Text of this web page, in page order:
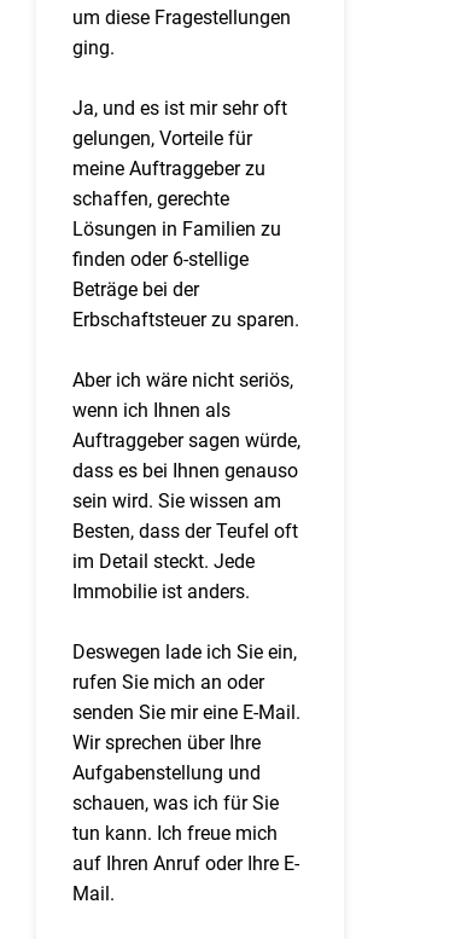
um diese Fragestellungen
ging.
Ja, und es ist mir sehr oft
gelungen, Vorteile für
meine Auftraggeber zu
schaffen, gerechte
Lösungen in Familien zu
finden oder 6-stellige
Beträge bei der
Erbschaftsteuer zu sparen.
Aber ich wäre nicht seriös,
wenn ich Ihnen als
Auftraggeber sagen würde,
dass es bei Ihnen genauso
sein wird. Sie wissen am
Besten, dass der Teufel oft
im Detail steckt. Jede
Immobilie ist anders.
Deswegen lade ich Sie ein,
rufen Sie mich an oder
senden Sie mir eine E-Mail.
Wir sprechen über Ihre
Aufgabenstellung und
schauen, was ich für Sie
tun kann. Ich freue mich
auf Ihren Anruf oder Ihre E-
Mail.